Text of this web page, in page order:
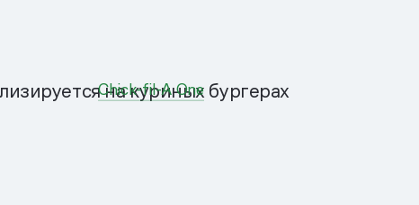
Chick-fil-A One
на куриных бургерах